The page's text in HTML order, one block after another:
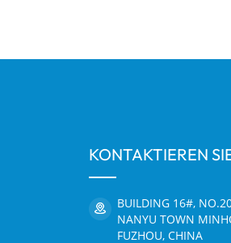
KONTAKTIEREN
BUILDING 16#,
NANYU TOWN
FUZHOU, CHINA